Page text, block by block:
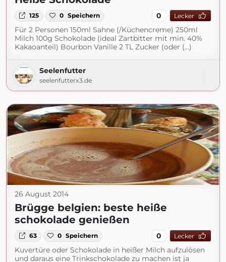
125 0 Speichern 0 Lecker
Für 2 Personen 150ml Sahne (/Küchencreme) 250ml
Milch 100g Schokolade (ideal Zartbitter mit min. 40%
Kakaoanteil) Bourbon Vanille 2 TL Zucker (oder (...)
Seelenfutter
seelenfutterx3.de
26 August 2014
Brügge belgien: beste heiße
schokolade genießen
63 0 Speichern 0 Lecker
Kuvertüre oder Schokolade in heißer Milch aufzulösen
und daraus eine Trinkschokolade zu machen ist ja